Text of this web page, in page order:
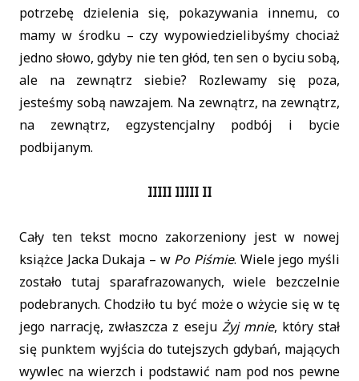
potrzebę dzielenia się, pokazywania innemu, co
mamy w środku – czy wypowiedzielibyśmy chociaż
jedno słowo, gdyby nie ten głód, ten sen o byciu sobą,
ale na zewnątrz siebie? Rozlewamy się poza,
jesteśmy sobą nawzajem. Na zewnątrz, na zewnątrz,
na zewnątrz, egzystencjalny podbój i bycie
podbijanym.
IIIII IIIII II
Cały ten tekst mocno zakorzeniony jest w nowej
książce Jacka Dukaja – w Po Piśmie. Wiele jego myśli
zostało tutaj sparafrazowanych, wiele bezczelnie
podebranych. Chodziło tu być może o wżycie się w tę
jego narrację, zwłaszcza z eseju Żyj mnie, który stał
się punktem wyjścia do tutejszych gdybań, mających
wywlec na wierzch i podstawić nam pod nos pewne